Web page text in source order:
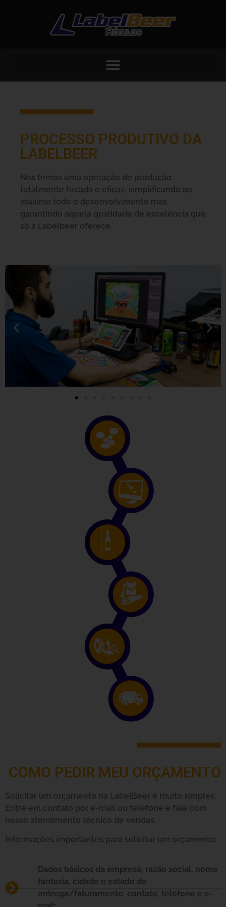
PROCESSO PRODUTIVO DA
LABELBEER
Nós temos uma operação de produção
totalmente focada e eficaz, simplificando ao
máximo todo o desenvolvimento mas
garantindo aquela qualidade de excelência que
só a Labelbeer oferece.
COMO PEDIR MEU ORÇAMENTO
Solicitar um orçamento na LabelBeer é muito simples.
Entre em contato por e-mail ou telefone e fale com
nosso atendimento técnico de vendas.
Informações importantes para solicitar um orçamento:
Dados básicos da empresa, razão social, nome
fantasia, cidade e estado de
entrega/faturamento, contato, telefone e e-